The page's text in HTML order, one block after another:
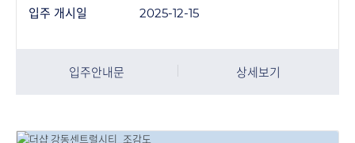
입주 개시일
2025-12-15
입주안내문 상세보기